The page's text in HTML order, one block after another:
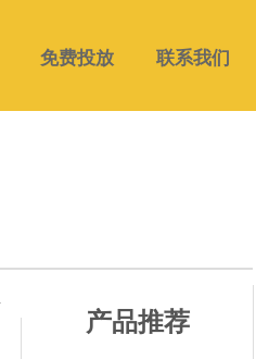
免费投放 联系我们
产品推荐